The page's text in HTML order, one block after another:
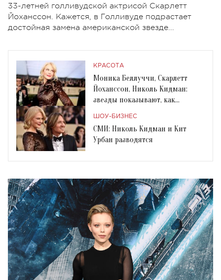
33-летней голливудской актрисой Скарлетт
Йоханссон. Кажется, в Голливуде подрастает
достойная замена американской звезде...
КРАСОТА
Моника Беллуччи, Скарлетт
Йоханссон, Николь Кидман:
звезды показывают, как
ШОУ-БИЗНЕС
СМИ: Николь Кидман и Кит
Урбан разводятся